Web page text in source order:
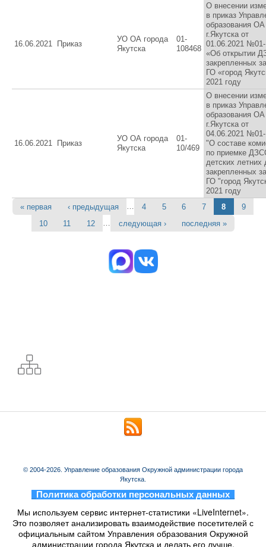
16.06.2021 Приказ
УО ОА города
Якутска
01-
108468
О внесении
в приказ
образования ОА
г.Якутска от
01.06.2021 №01-
«Об открытии
закрепленных
ГО «город
2021 году
16.06.2021 Приказ
УО ОА города
Якутска
01-
10/469
О внесении
в приказ
образования ОА
г.Якутска от
04.06.2021 №01-
"О составе
по приемке
детских летних
закрепленных
ГО "город
2021 году
Страницы
« первая ‹ предыдущая 4 5 6 7 8
9
10
11 12 следующая › последняя »
© 2004-2026. Управление образования Окружной администрации города
Якутска.
Политика обработки персональных данных
Мы используем сервис интернет-статистики «LiveInternet».
Это позволяет анализировать взаимодействие посетителей с
официальным сайтом Управления образования Окружной
администрации города Якутска и делать его лучше.